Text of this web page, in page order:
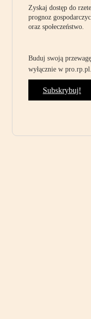
Zyskaj dostęp do
prognoz
oraz społeczeństwo.
Buduj swoją
wyłącznie w pro.rp.pl.
Subskrybuj!